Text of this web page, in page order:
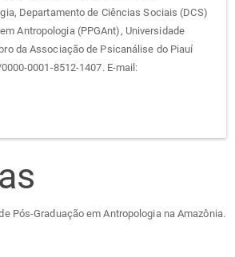
Departamento de Ciências Sociais (DCS)
Antropologia (PPGAnt), Universidade
da Associação de Psicanálise do Piauí
0001-8512-1407. E-mail:
Pós-Graduação em Antropologia na Amazônia.